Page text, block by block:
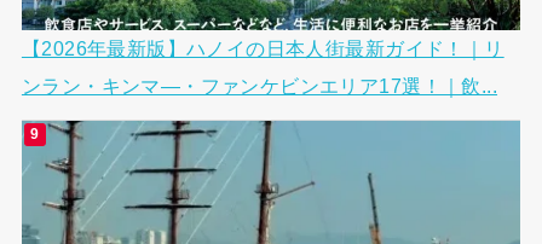
【2026年最新版】ハノイの日本人街最新ガイド！｜リ
ンラン・キンマ―・ファンケビンエリア17選！｜飲...